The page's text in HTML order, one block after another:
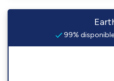
99%